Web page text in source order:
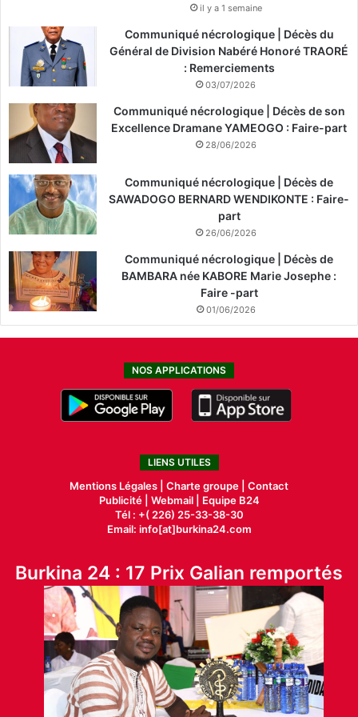
il y a 1 semaine
Communiqué nécrologique | Décès du
Général de Division Nabéré Honoré TRAORÉ
: Remerciements
03/07/2026
Communiqué nécrologique | Décès de son
Excellence Dramane YAMEOGO : Faire-part
28/06/2026
Communiqué nécrologique | Décès de
SAWADOGO BERNARD WENDIKONTE : Faire-
part
26/06/2026
Communiqué nécrologique | Décès de
BAMBARA née KABORE Marie Josephe :
Faire -part
01/06/2026
NOS APPLICATIONS
LIENS UTILES
Mentions Légales | Charte groupe | Contact
Publicité| Webmail |
Equipe B24
Tél : +( 226) 25-33-38-30
Email: info[at]burkina24.com
Burkina 24 : 17 Prix Galian remportés